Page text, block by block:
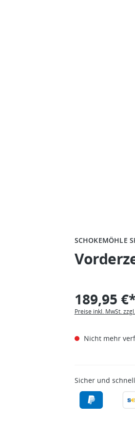
SCHOKEMÖHLE
189,95
Preise inkl. MwSt.
Nicht mehr
Sicher und